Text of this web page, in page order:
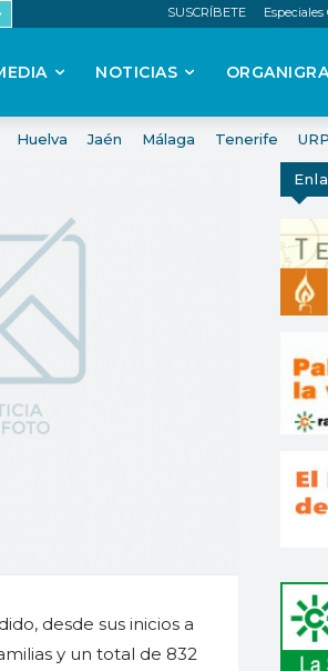
la fe SUSCRÍBETE Especiales
NOTICIAS
Huelva Jaén Málaga Tenerife
desde sus inicios a
y un total de 832